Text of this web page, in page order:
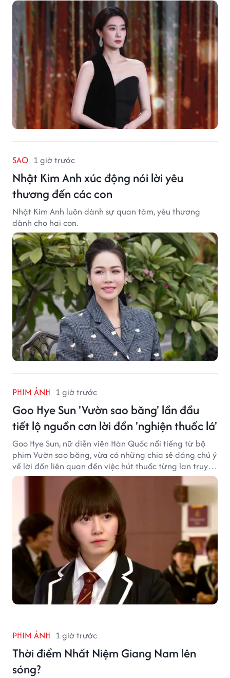
SAO 1 giờ trước
Nhật Kim Anh xúc động nói lời yêu
thương đến các con
Nhật Kim Anh luôn dành sự quan tâm, yêu thương
dành cho hai con.
PHIM ẢNH 1 giờ trước
Goo Hye Sun 'Vườn sao băng' lần đầu
tiết lộ nguồn cơn lời đồn 'nghiện thuốc lá'
Goo Hye Sun, nữ diễn viên Hàn Quốc nổi tiếng từ bộ
phim Vườn sao băng, vừa có những chia sẻ đáng chú ý
về lời đồn liên quan đến việc hút thuốc từng lan truyền
trong giới sinh viên và trên mạng xã hội suốt nhiều
PHIM ẢNH 1 giờ trước
Thời điểm Nhất Niệm Giang Nam lên
sóng?